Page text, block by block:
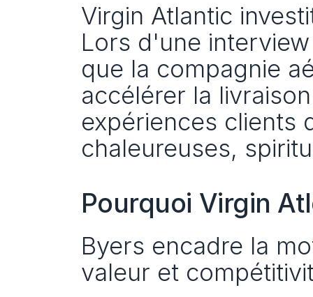
Virgin Atlantic
Lors d'une
que la compagnie
accélérer la
expériences clients
chaleureuses,
Pourquoi Virgin
Byers encadre la
valeur et